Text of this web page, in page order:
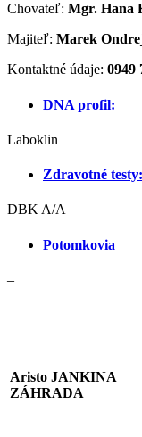
Chovateľ: Mgr. Hana
Majiteľ: Marek
Kontaktné údaje: 0949
DNA profil:
Laboklin
Zdravotné testy:
DBK A/A
Potomkovia
–
Aristo JANKINA
ZÁHRADA